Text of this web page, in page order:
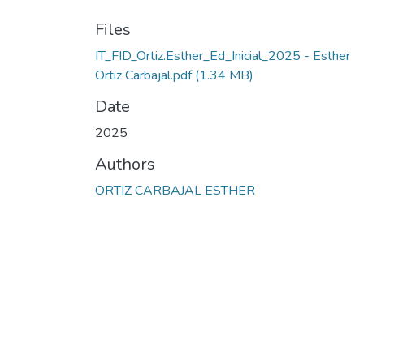
Files
IT_FID_Ortiz.Esther_Ed_Inicial_2025 - Esther
Ortiz Carbajal.pdf(1.34 MB)
Date
2025
Authors
ORTIZ CARBAJAL ESTHER